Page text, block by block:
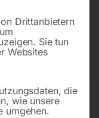
10,00
für Österreich.
Drittanbietern
Sie tun
Websites
die
wie unsere
umgehen.